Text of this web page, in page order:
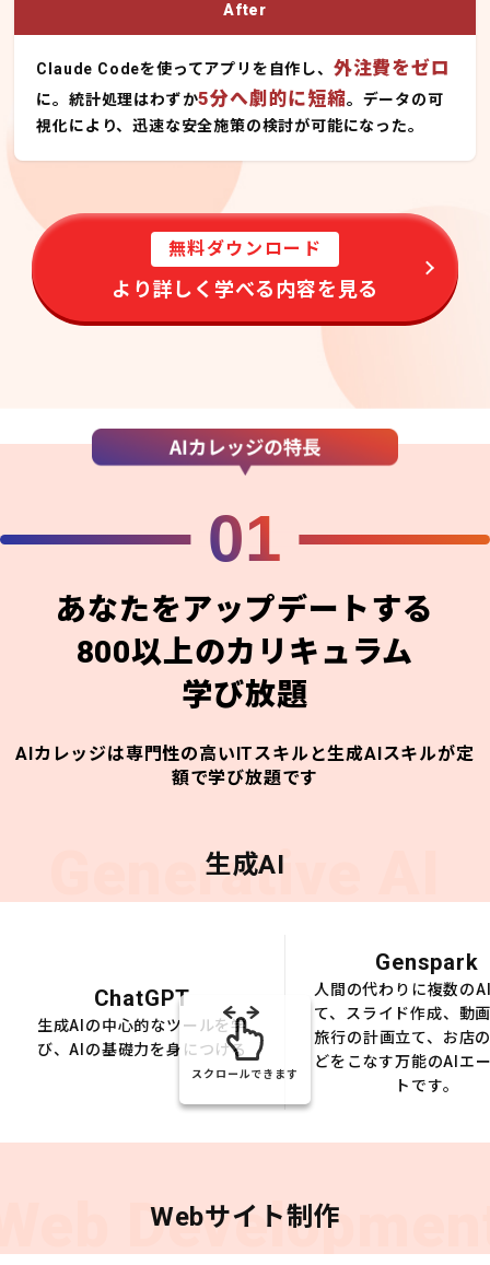
After
Claude Codeを使ってアプリを自作し、 外注費をゼロ
に。統計処理はわずか5分へ劇的に短縮。データの可
視化により、迅速な安全施策の検討が可能になった。
無料ダウンロード
より詳しく学べる内容を見る
01
あなたをアップデートする
800以上のカリキュラム
学び放題
AIカレッジは専門性の高いITスキルと生成AIスキルが定
額で学び放題です
Generative AI
生成AI
ChatGPT
生成AIの中心的なツールを学
び、AIの基礎力を身につける
Genspark
人間の代わりに複数の
て、スライド作成、動
旅行の計画立て、お店
どをこなす万能のAIエ
トです。
スクロールできます
Webサイト制作